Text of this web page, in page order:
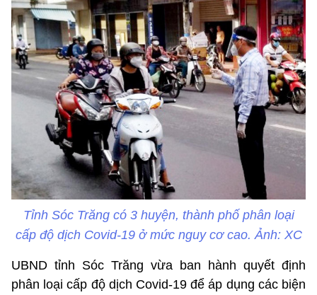
Tỉnh Sóc Trăng có 3 huyện, thành phố phân loại
cấp độ dịch Covid-19 ở mức nguy cơ cao. Ảnh: XC
UBND tỉnh Sóc Trăng vừa ban hành quyết định
phân loại cấp độ dịch Covid-19 để áp dụng các biện